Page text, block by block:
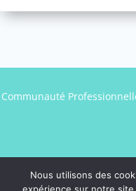
Communauté
Nous utilisons des